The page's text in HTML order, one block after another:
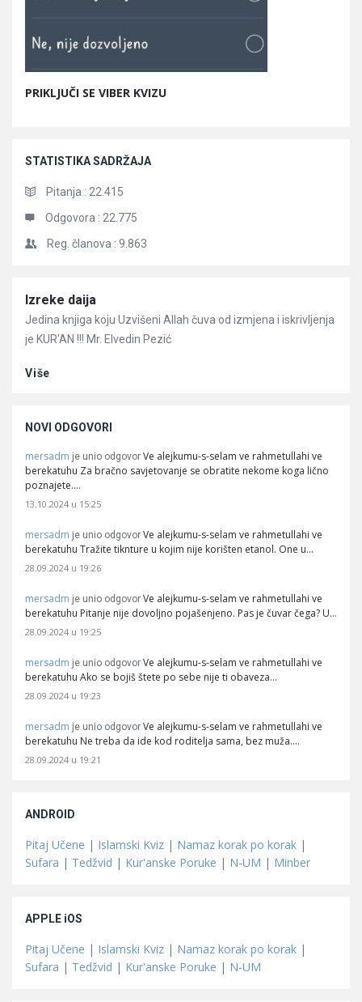
PRIKLJUČI SE VIBER KVIZU
STATISTIKA SADRŽAJA
Pitanja : 22.415
Odgovora : 22.775
Reg. članova : 9.863
Članci
Izreke daija
Jedina knjiga koju Uzvišeni Allah čuva od izmjena i iskrivljenja
je KUR'AN !!! Mr. Elvedin Pezić
Više
NOVI ODGOVORI
mersadm je unio odgovor Ve alejkumu-s-selam ve rahmetullahi ve
berekatuhu Za bračno savjetovanje se obratite nekome koga lično
poznajete.…
13.10.2024 u 15:25
mersadm je unio odgovor Ve alejkumu-s-selam ve rahmetullahi ve
berekatuhu Tražite tiknture u kojim nije korišten etanol. One u…
28.09.2024 u 19:26
mersadm je unio odgovor Ve alejkumu-s-selam ve rahmetullahi ve
berekatuhu Pitanje nije dovoljno pojašenjeno. Pas je čuvar čega? U…
28.09.2024 u 19:25
mersadm je unio odgovor Ve alejkumu-s-selam ve rahmetullahi ve
berekatuhu Ako se bojiš štete po sebe nije ti obaveza…
28.09.2024 u 19:23
mersadm je unio odgovor Ve alejkumu-s-selam ve rahmetullahi ve
berekatuhu Ne treba da ide kod roditelja sama, bez muža.…
28.09.2024 u 19:21
ANDROID
Pitaj Učene | Islamski Kviz | Namaz korak po korak |
Sufara | Tedžvid | Kur'anske Poruke | N-UM | Minber
APPLE iOS
Pitaj Učene | Islamski Kviz | Namaz korak po korak |
Sufara | Tedžvid | Kur'anske Poruke | N-UM